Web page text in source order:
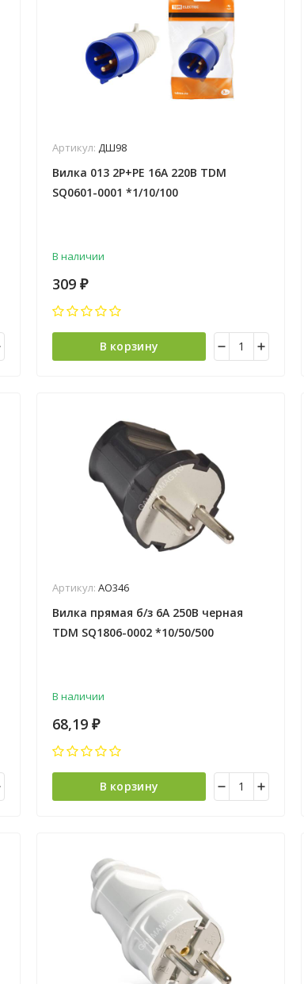
Артикул: ДШ98
Вилка 013 2P+PE 16А 220В TDM
SQ0601-0001 *1/10/100
В наличии
309 ₽
В корзину
Артикул: АО346
Вилка прямая б/з 6А 250В черная
TDM SQ1806-0002 *10/50/500
В наличии
68,19 ₽
В корзину